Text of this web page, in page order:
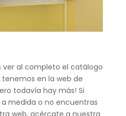
al completo el catálogo
en la web de
todavía hay más! Si
medida o no encuentras